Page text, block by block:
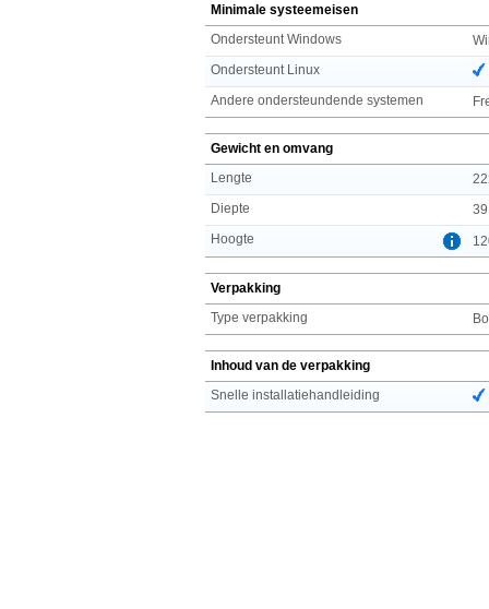
Minimale systeemeisen
Ondersteunt Windows
Ondersteunt Linux
Andere ondersteundende systemen
Gewicht en omvang
Lengte
Diepte
Hoogte
Verpakking
Type verpakking
Inhoud van de verpakking
Snelle installatiehandleiding